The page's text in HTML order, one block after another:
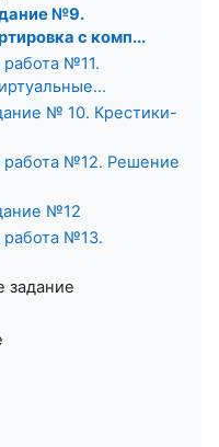
№9.
с комп...
№11.
№ 10. Крестики-
работа №12. Решение
№12
работа №13.
задание